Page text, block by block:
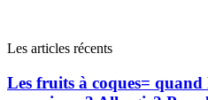
Les articles récents
Les fruits à coques=